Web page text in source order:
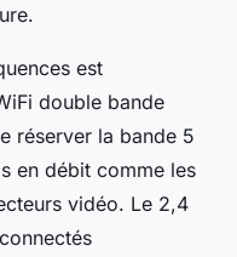
est
double bande
réserver la bande 5
en débit comme les
vidéo. Le 2,4